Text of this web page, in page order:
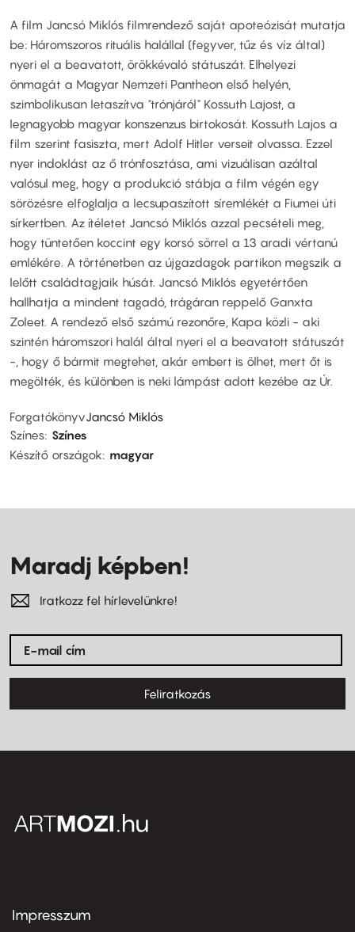
A film Jancsó Miklós filmrendező saját apoteózisát mutatja
be: Háromszoros rituális halállal (fegyver, tűz és víz által)
nyeri el a beavatott, örökkévaló státuszát. Elhelyezi
önmagát a Magyar Nemzeti Pantheon első helyén,
szimbolikusan letaszítva "trónjáról" Kossuth Lajost, a
legnagyobb magyar konszenzus birtokosát. Kossuth Lajos a
film szerint fasiszta, mert Adolf Hitler verseit olvassa. Ezzel
nyer indoklást az ő trónfosztása, ami vizuálisan azáltal
valósul meg, hogy a produkció stábja a film végén egy
sörözésre elfoglalja a lecsupaszított síremlékét a Fiumei úti
sírkertben. Az ítéletet Jancsó Miklós azzal pecsételi meg,
hogy tüntetően koccint egy korsó sörrel a 13 aradi vértanú
emlékére. A történetben az újgazdagok partikon megszik a
lelőtt családtagjaik húsát. Jancsó Miklós egyetértően
hallhatja a mindent tagadó, trágáran reppelő Ganxta
Zoleet. A rendező első számú rezonőre, Kapa közli - aki
szintén háromszori halál által nyeri el a beavatott státuszát
-, hogy ő bármit megtehet, akár embert is ölhet, mert őt is
megölték, és különben is neki lámpást adott kezébe az Úr.
ForgatókönyvJancsó Miklós
Színes Színes
Készítő országok
magyar
Maradj képben!
Iratkozz fel hírlevelünkre!
Feliratkozás
Footer
Impresszum